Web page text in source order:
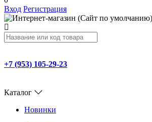
Вход Регистрация
+7 (953) 105-29-23
Каталог
Новинки